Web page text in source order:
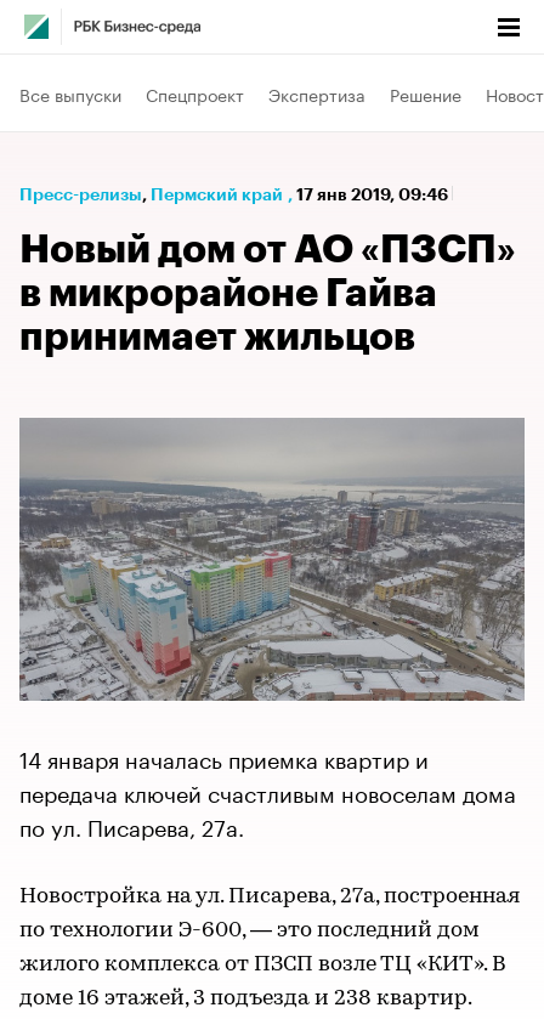
Все выпуски Спецпроект Экспертиза Решение
Пресс-релизы⁠, Пермский край , 17 янв 2019, 09:46
Новый дом от АО «ПЗСП»
в микрорайоне Гайва
принимает жильцов
14 января началась приемка квартир и
передача ключей счастливым новоселам дома
по ул. Писарева, 27а.
Новостройка на ул. Писарева, 27а, построенная
по технологии Э-600, — это последний дом
жилого комплекса от ПЗСП возле ТЦ «КИТ». В
доме 16 этажей, 3 подъезда и 238 квартир.